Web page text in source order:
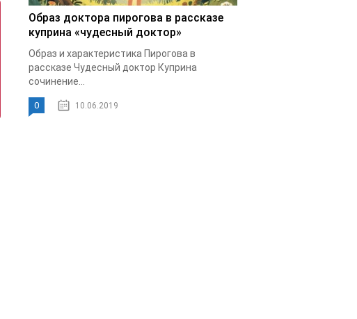
Образ доктора пирогова в рассказе
куприна «чудесный доктор»
Образ и характеристика Пирогова в
рассказе Чудесный доктор Куприна
сочинение...
0 10.06.2019